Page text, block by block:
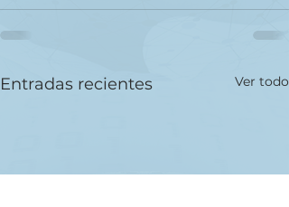
Entradas recientes Ver todo